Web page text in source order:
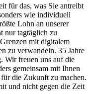
für das, was Sie antreibt
wie individuell
Lohn an unserer
nur tagtäglich zu
mit digitalem
zu verwandeln. 35 Jahre
Wir freuen uns auf die
gemeinsam mit Ihnen
die Zukunft zu machen.
und nicht gegen die Zeit